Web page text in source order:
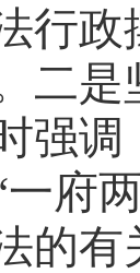
行政
二是
强调
一府
的有